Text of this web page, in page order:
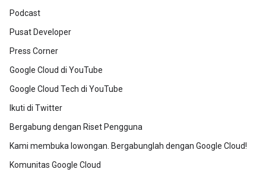
Podcast
Pusat Developer
Press Corner
Google Cloud di YouTube
Google Cloud Tech di YouTube
Ikuti di Twitter
Bergabung dengan Riset Pengguna
Kami membuka lowongan. Bergabunglah dengan Google Cloud!
Komunitas Google Cloud